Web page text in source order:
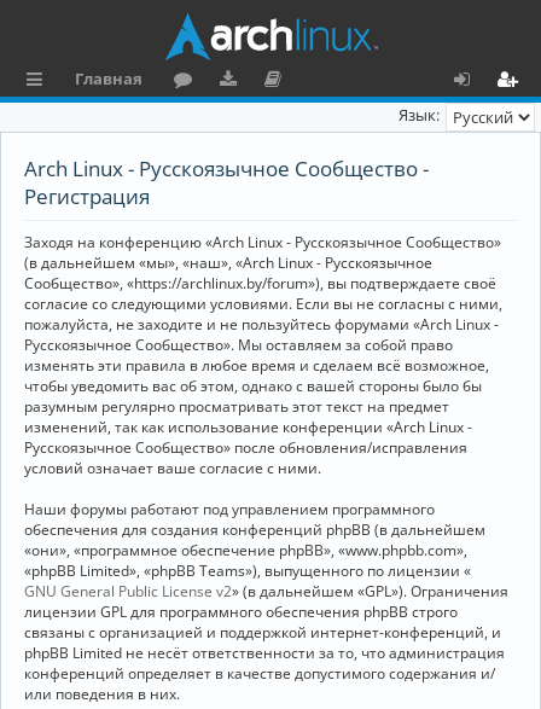
л
и
Главная
н
та
ц
и
я
х
ег
Язык:
Arch Linux - Русскоязычное Сообщество -
Регистрация
Заходя на конференцию «Arch Linux - Русскоязычное Сообщество»
(в дальнейшем «мы», «наш», «Arch Linux - Русскоязычное
Сообщество», «https://archlinux.by/forum»), вы подтверждаете своё
согласие со следующими условиями. Если вы не согласны с ними,
пожалуйста, не заходите и не пользуйтесь форумами «Arch Linux -
Русскоязычное Сообщество». Мы оставляем за собой право
изменять эти правила в любое время и сделаем всё возможное,
чтобы уведомить вас об этом, однако с вашей стороны было бы
разумным регулярно просматривать этот текст на предмет
изменений, так как использование конференции «Arch Linux -
Русскоязычное Сообщество» после обновления/исправления
условий означает ваше согласие с ними.
Наши форумы работают под управлением программного
обеспечения для создания конференций phpBB (в дальнейшем
«они», «программное обеспечение phpBB», «www.phpbb.com»,
«phpBB Limited», «phpBB Teams»), выпущенного по лицензии «
GNU General Public License v2» (в дальнейшем «GPL»). Ограничения
лицензии GPL для программного обеспечения phpBB строго
связаны с организацией и поддержкой интернет-конференций, и
phpBB Limited не несёт ответственности за то, что администрация
конференций определяет в качестве допустимого содержания и/
или поведения в них.